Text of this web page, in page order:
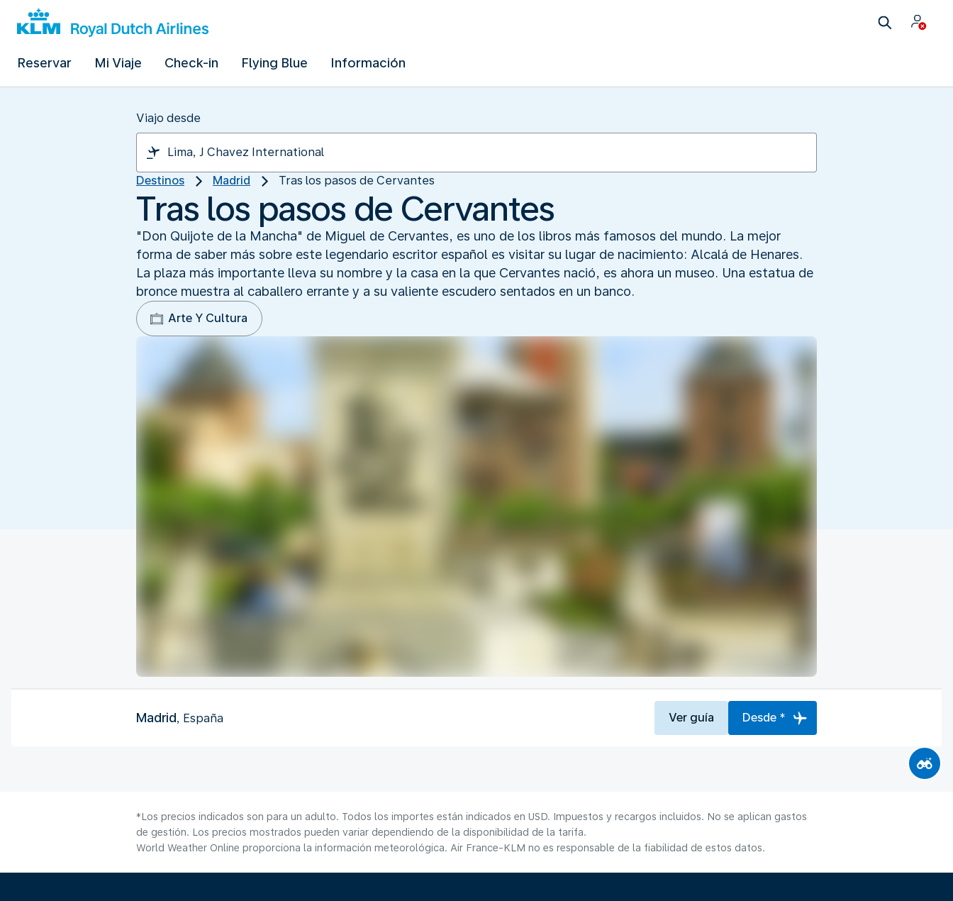
Reservar Mi Viaje Check-in Flying Blue Información
Viajo desde
Destinos Madrid Tras los pasos de Cervantes
Tras los pasos de Cervantes
"Don Quijote de la Mancha" de Miguel de Cervantes, es uno de los libros más famosos del mundo. La mejor
forma de saber más sobre este legendario escritor español es visitar su lugar de nacimiento: Alcalá de Henares.
La plaza más importante lleva su nombre y la casa en la que Cervantes nació, es ahora un museo. Una estatua de
bronce muestra al caballero errante y a su valiente escudero sentados en un banco.
Arte Y Cultura
Madrid, España Ver guía Desde *
*Los precios indicados son para un adulto. Todos los importes están indicados en USD. Impuestos y recargos incluidos. No se aplican gastos
de gestión. Los precios mostrados pueden variar dependiendo de la disponibilidad de la tarifa.
World Weather Online proporciona la información meteorológica. Air France-KLM no es responsable de la fiabilidad de estos datos.